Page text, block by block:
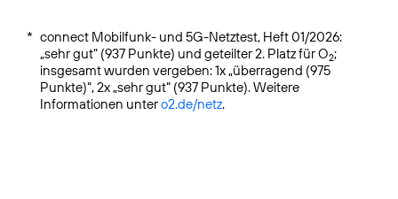
* connect Mobilfunk- und 5G-Netztest, Heft 01/2026:
„sehr gut“ (937 Punkte) und geteilter 2. Platz für O2;
insgesamt wurden vergeben: 1x „überragend (975
Punkte)“, 2x „sehr gut“ (937 Punkte). Weitere
Informationen untero2.de/netz.